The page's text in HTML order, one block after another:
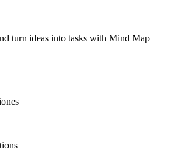
turn ideas into tasks with Mind Map